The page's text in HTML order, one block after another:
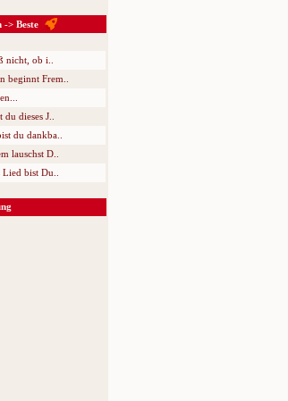
-> Beste
nicht, ob i..
beginnt Frem..
du dieses J..
du dankba..
lauschst D..
Lied bist Du..